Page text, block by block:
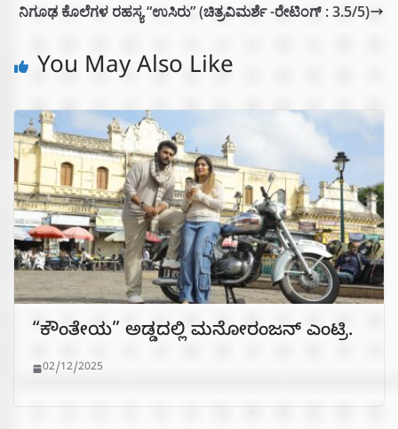
ನಿಗೂಢ ಕೊಲೆಗಳ ರಹಸ್ಯ “ಉಸಿರು” (ಚಿತ್ರವಿಮರ್ಶೆ -ರೇಟಿಂಗ್ : 3.5/5)
You May Also Like
“ಕೌಂತೇಯ” ಅಡ್ಡದಲ್ಲಿ ಮನೋರಂಜನ್ ಎಂಟ್ರಿ.
02/12/2025